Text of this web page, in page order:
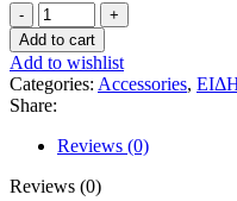
Add to cart
Add to wishlist
Categories: Accessories,
Share:
Reviews (0)
Reviews (0)